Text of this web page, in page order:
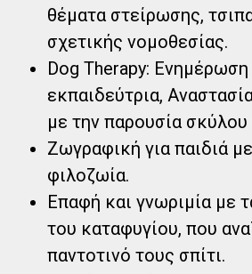
θέματα στείρωσης,
σχετικής νομοθεσίας.
Dog Therapy:
εκπαιδεύτρια,
με την παρουσία σκύλου
Ζωγραφική για παιδιά
φιλοζωία.
Επαφή και γνωριμία με
του καταφυγίου, που
παντοτινό τους σπίτι.